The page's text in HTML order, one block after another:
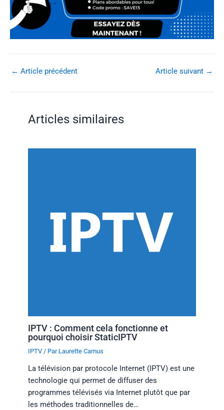
← Article précédent Article suivant →
Articles similaires
IPTV : Comment cela fonctionne et
pourquoi choisir StaticIPTV
IPTV / Par Laurette Camus
La télévision par protocole Internet (IPTV) est une
technologie qui permet de diffuser des
programmes télévisés via Internet plutôt que par
les méthodes traditionnelles de…